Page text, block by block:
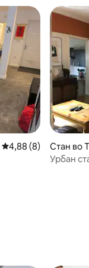
Просечна оцена:
4,88 (8)
Стан во
Урбан